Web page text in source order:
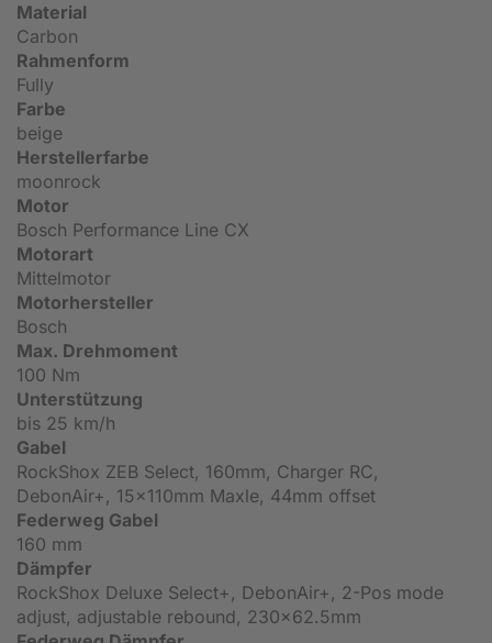
Material
Carbon
Rahmenform
Fully
Farbe
beige
Herstellerfarbe
moonrock
Motor
Bosch Performance Line CX
Motorart
Mittelmotor
Motorhersteller
Bosch
Max. Drehmoment
100 Nm
Unterstützung
bis 25 km/h
Gabel
RockShox ZEB Select, 160mm, Charger RC,
DebonAir+, 15x110mm Maxle, 44mm offset
Federweg Gabel
160 mm
Dämpfer
RockShox Deluxe Select+, DebonAir+, 2-Pos mode
adjust, adjustable rebound, 230x62.5mm